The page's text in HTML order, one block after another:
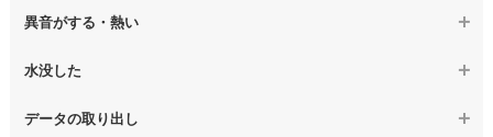
【デスクトップPC】修復モードから復旧できない
【デスクトップPC】操作中の動作が遅い
異音がする・熱い
【デスクトップPC】パソコンから異音がする
水没した
【デスクトップPC】水没してパソコンが動かない
データの取り出し